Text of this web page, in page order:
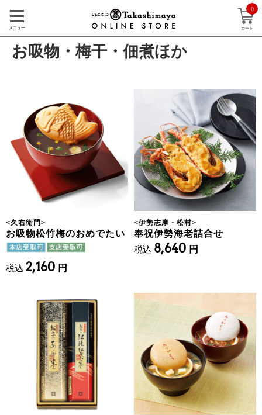
メニュー
0
カート
お吸物・梅干・佃煮ほか
<久右衛門 >
お吸物松竹梅のおめでたい
税込 2,160 円
<伊勢志摩・松村>
奉祝伊勢海老詰合せ
税込 8,640 円